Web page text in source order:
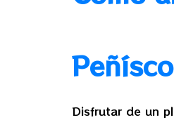
Disfrutar de un